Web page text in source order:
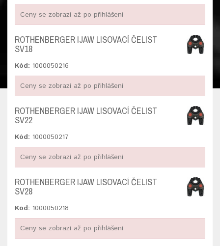
Ceny se zobrazí až po přihlášení
ROTHENBERGER IJAW LISOVACÍ ČELIST
SV18
Kód: 1000050216
Ceny se zobrazí až po přihlášení
ROTHENBERGER IJAW LISOVACÍ ČELIST
SV22
Kód: 1000050217
Ceny se zobrazí až po přihlášení
ROTHENBERGER IJAW LISOVACÍ ČELIST
SV28
Kód: 1000050218
Ceny se zobrazí až po přihlášení